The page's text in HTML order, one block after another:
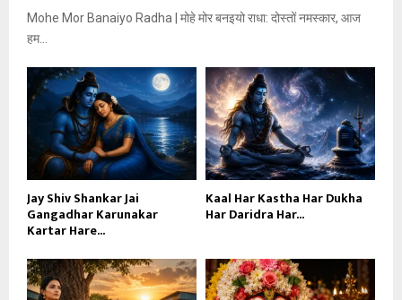
Mohe Mor Banaiyo Radha | मोहे मोर बनइयो राधा: दोस्तों नमस्कार, आज
हम...
Jay Shiv Shankar Jai
Gangadhar Karunakar
Kartar Hare...
Kaal Har Kastha Har Dukha
Har Daridra Har...